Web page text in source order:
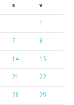
s v
1
7 8
14 15
21 22
28 29